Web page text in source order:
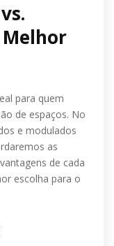
para quem
de espaços. No
e modulados
as
de cada
escolha para o